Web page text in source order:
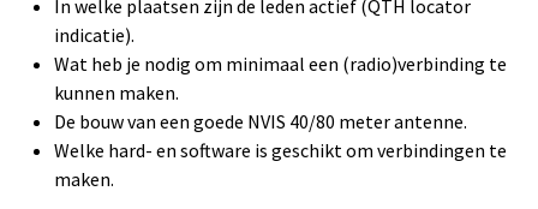
In welke plaatsen zijn de leden actief (QTH locator
indicatie).
Wat heb je nodig om minimaal een (radio)verbinding te
kunnen maken.
De bouw van een goede NVIS 40/80 meter antenne.
Welke hard- en software is geschikt om verbindingen te
maken.